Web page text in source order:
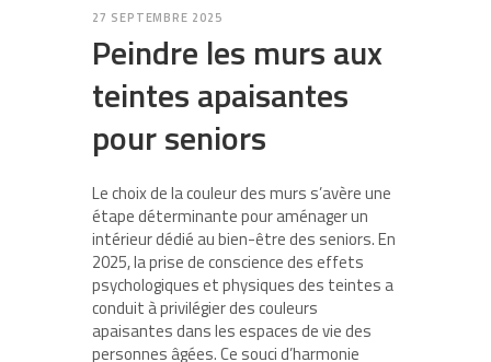
27 SEPTEMBRE 2025
Peindre les murs aux
teintes apaisantes
pour seniors
Le choix de la couleur des murs s’avère une
étape déterminante pour aménager un
intérieur dédié au bien-être des seniors. En
2025, la prise de conscience des effets
psychologiques et physiques des teintes a
conduit à privilégier des couleurs
apaisantes dans les espaces de vie des
personnes âgées. Ce souci d’harmonie